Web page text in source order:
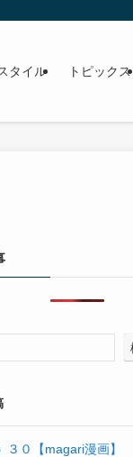
タイル トピックス
３０【magari漫画】